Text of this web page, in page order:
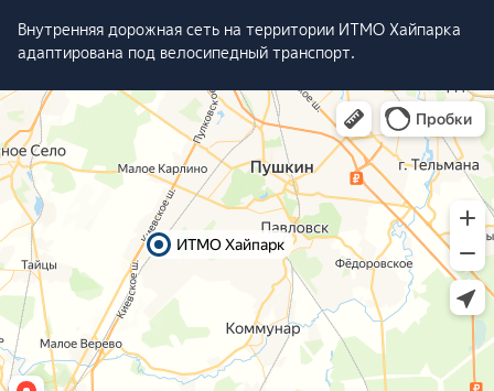
Внутренняя дорожная сеть на территории ИТМО Хайпарка
адаптирована под велосипедный транспорт.